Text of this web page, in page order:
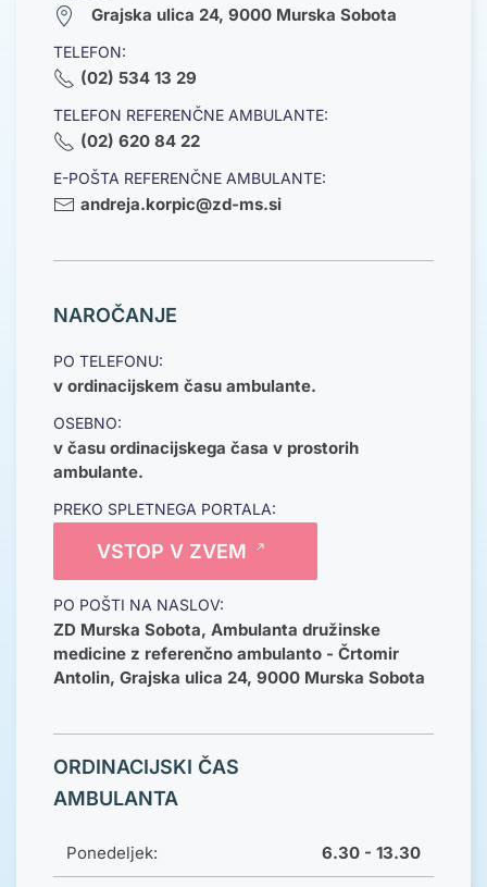
Grajska ulica 24, 9000 Murska Sobota
TELEFON:
(02) 534 13 29
TELEFON REFERENČNE AMBULANTE:
(02) 620 84 22
E-POŠTA REFERENČNE AMBULANTE:
andreja.korpic@zd-ms.si
NAROČANJE
PO TELEFONU:
v ordinacijskem času ambulante.
OSEBNO:
v času ordinacijskega časa v prostorih
ambulante.
PREKO SPLETNEGA PORTALA:
VSTOP V ZVEM
PO POŠTI NA NASLOV:
ZD Murska Sobota, Ambulanta družinske
medicine z referenčno ambulanto - Črtomir
Antolin, Grajska ulica 24, 9000 Murska Sobota
ORDINACIJSKI ČAS
AMBULANTA
Ponedeljek: 6.30 - 13.30